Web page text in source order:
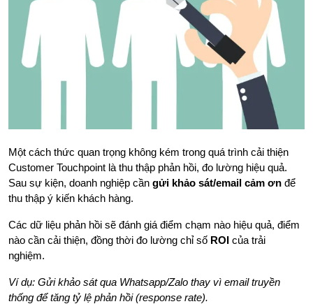
Một cách thức quan trọng không kém trong quá trình cải thiện
Customer Touchpoint là thu thập phản hồi, đo lường hiệu quả.
Sau sự kiện, doanh nghiệp cần gửi khảo sát/email cảm ơn để
thu thập ý kiến khách hàng.
Các dữ liệu phản hồi sẽ đánh giá điểm chạm nào hiệu quả, điểm
nào cần cải thiện, đồng thời đo lường chỉ số ROI của trải
nghiệm.
Ví dụ: Gửi khảo sát qua Whatsapp/Zalo thay vì email truyền
thống để tăng tỷ lệ phản hồi (response rate).